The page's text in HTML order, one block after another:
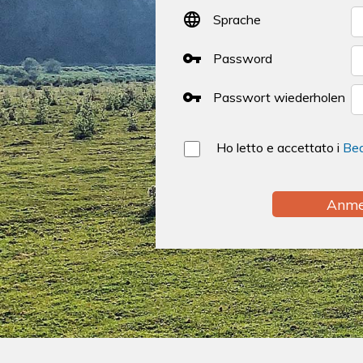
 Sprache
vpn_key Password
vpn_key Passwort wiederholen
Ho letto e accettato i